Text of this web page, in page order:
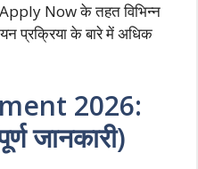
Now के तहत विभिन्न
प्रक्रिया के बारे में अधिक
2026:
जानकारी)